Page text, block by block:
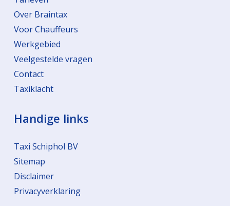
Over Braintax
Voor Chauffeurs
Werkgebied
Veelgestelde vragen
Contact
Taxiklacht
Handige links
Taxi Schiphol BV
Sitemap
Disclaimer
Privacyverklaring